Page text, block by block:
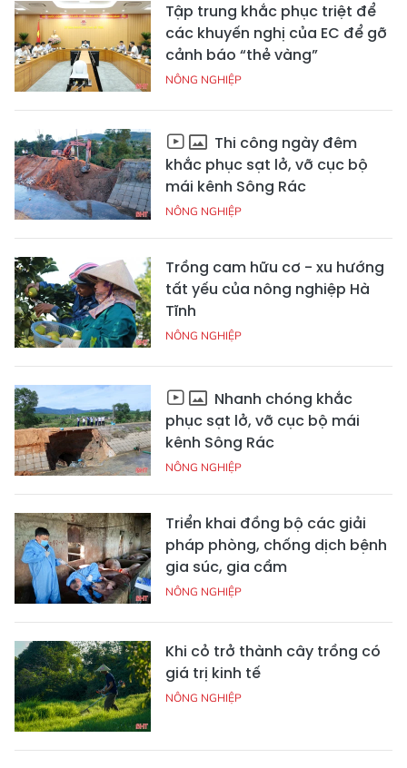
Tập trung khắc phục triệt để
các khuyến nghị của EC để gỡ
cảnh báo “thẻ vàng”
NÔNG NGHIỆP
Thi công ngày đêm
khắc phục sạt lở, vỡ cục bộ
mái kênh Sông Rác
NÔNG NGHIỆP
Trồng cam hữu cơ - xu hướng
tất yếu của nông nghiệp Hà
Tĩnh
NÔNG NGHIỆP
Nhanh chóng khắc
phục sạt lở, vỡ cục bộ mái
kênh Sông Rác
NÔNG NGHIỆP
Triển khai đồng bộ các giải
pháp phòng, chống dịch bệnh
gia súc, gia cầm
NÔNG NGHIỆP
Khi cỏ trở thành cây trồng có
giá trị kinh tế
NÔNG NGHIỆP